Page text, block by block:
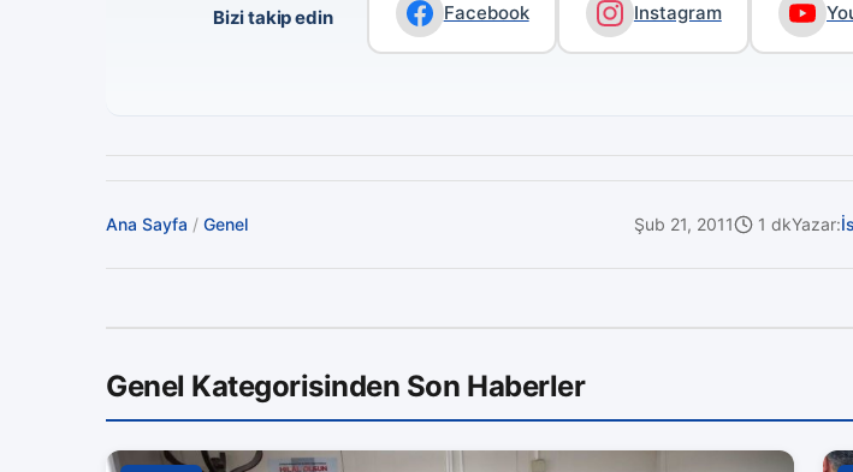
Bizi takip edin Facebook Instagram
Ana Sayfa / Genel Şub 21, 2011 1 dkYazar:
Genel Kategorisinden Son Haberler